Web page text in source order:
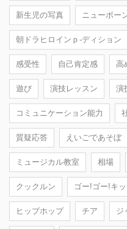
新生児の写真 ニューボー
朝ドラヒロインｐ-ディション
感受性 自己肯定感 高
遊び 演技レッスン 演
コミュニケーション能力
質疑応答 えいごであそぼ
ミュージカル教室 相場
クックルン ゴー!ゴー!キ
ヒップホップ チア ジ